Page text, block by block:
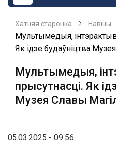
Хатняя старонка Навiны
Мультымедыя,
Як ідзе будаўніцтва
Мультымедыя,
прысутнасці. Як
Музея Славы
05.03.2025 - 09:56